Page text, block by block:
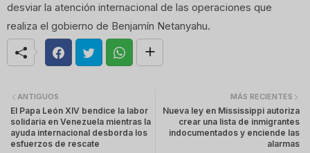
desviar la atención internacional de las operaciones que
realiza el gobierno de Benjamín Netanyahu.
MÁS RECIENTES
Nueva ley en Mississippi autoriza
crear una lista de inmigrantes
indocumentados y enciende las
alarmas
ANTIGUOS
El Papa León XIV bendice la labor
solidaria en Venezuela mientras la
ayuda internacional desborda los
esfuerzos de rescate